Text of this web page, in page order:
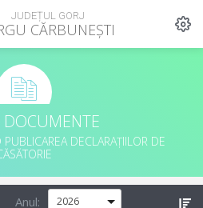
JUDEȚUL GORJ
CĂRBUNEȘTI
DOCUMENTE
DECLARAȚIILOR DE
Anul: